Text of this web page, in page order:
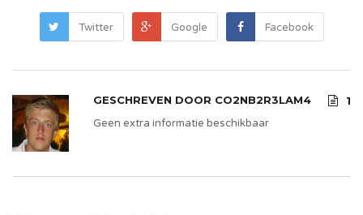
Twitter Google Facebook
GESCHREVEN DOOR CO2NB2R3LAM4
1
Geen extra informatie beschikbaar